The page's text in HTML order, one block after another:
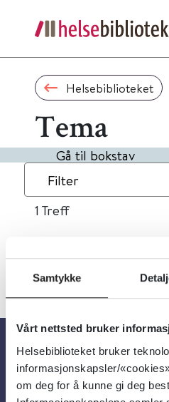
Samtykke
Vårt nettsted bruker
Helsebiblioteket bruker
informasjonskapsler/
om deg for å kunne gi deg
Helsebiblioteket
Tema
Gå til bokstav
Filter
1 Treff
Om oss